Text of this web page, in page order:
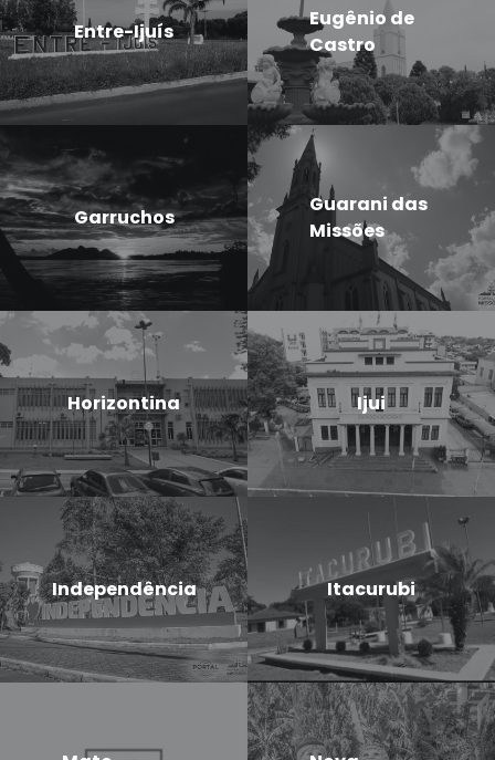
Entre-Ijuís
Eugênio de
Castro
Garruchos
Guarani das
Missões
Horizontina Ijui
Independência Itacurubi